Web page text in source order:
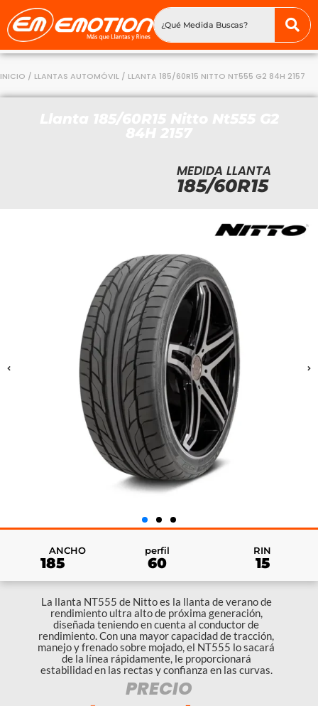
INICIO / LLANTAS AUTOMÓVIL / LLANTA 185/60R15 NITTO NT555 G2 84H 2157
MEDIDA LLANTA
185/60R15
ANCHO
185
perfil
60
RIN
15
La llanta NT555 de Nitto es la llanta de verano de
rendimiento ultra alto de próxima generación,
diseñada teniendo en cuenta al conductor de
rendimiento. Con una mayor capacidad de tracción,
manejo y frenado sobre mojado, el NT555 lo sacará
de la línea rápidamente, le proporcionará
estabilidad en las rectas y confianza en las curvas.
PRECIO